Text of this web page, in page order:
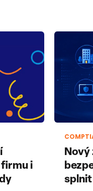
i
Nový
splnit